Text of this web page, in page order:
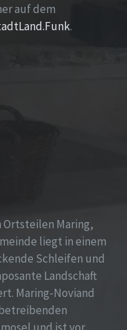
auf dem
.
Ortsteilen Maring,
liegt in einem
Schleifen und
Landschaft
Maring-Noviand